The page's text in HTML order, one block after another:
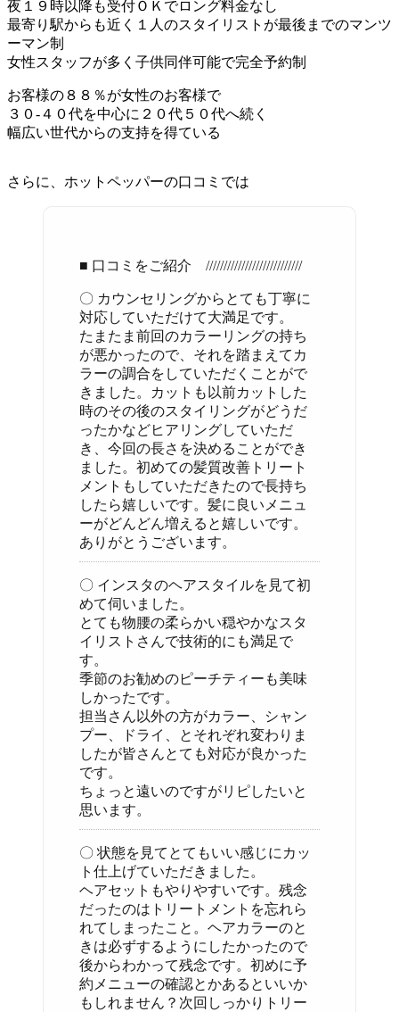
夜１９時以降も受付ＯＫでロング料金なし
最寄り駅からも近く１人のスタイリストが最後までのマンツ
ーマン制
女性スタッフが多く子供同伴可能で完全予約制
お客様の８８％が女性のお客様で
３０-４０代を中心に２０代５０代へ続く
幅広い世代からの支持を得ている
さらに、ホットペッパーの口コミでは
■ 口コミをご紹介 ///////////////////////////
〇 カウンセリングからとても丁寧に
対応していただけて大満足です。
たまたま前回のカラーリングの持ち
が悪かったので、それを踏まえてカ
ラーの調合をしていただくことがで
きました。カットも以前カットした
時のその後のスタイリングがどうだ
ったかなどヒアリングしていただ
き、今回の長さを決めることができ
ました。初めての髪質改善トリート
メントもしていただきたので長持ち
したら嬉しいです。髪に良いメニュ
ーがどんどん増えると嬉しいです。
ありがとうございます。
〇 インスタのヘアスタイルを見て初
めて伺いました。
とても物腰の柔らかい穏やかなスタ
イリストさんで技術的にも満足で
す。
季節のお勧めのピーチティーも美味
しかったです。
担当さん以外の方がカラー、シャン
プー、ドライ、とそれぞれ変わりま
したが皆さんとても対応が良かった
です。
ちょっと遠いのですがリピしたいと
思います。
〇 状態を見てとてもいい感じにカッ
ト仕上げていただきました。
ヘアセットもやりやすいです。残念
だったのはトリートメントを忘れら
れてしまったこと。ヘアカラーのと
きは必ずするようにしたかったので
後からわかって残念です。初めに予
約メニューの確認とかあるといいか
もしれません？次回しっかりトリー